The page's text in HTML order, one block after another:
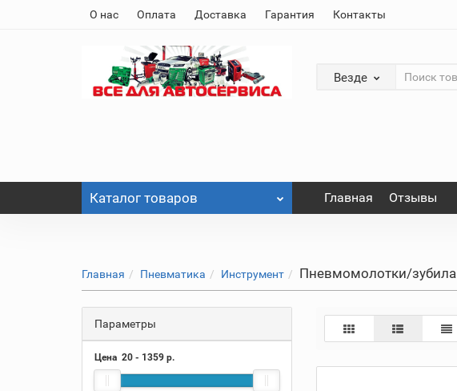
О нас Оплата Доставка Гарантия Контакты
Везде
Каталог товаров Главная Отзывы
Главная Пневматика Инструмент Пневмомолотки/зубила
Параметры
Цена 20 - 1359 р.